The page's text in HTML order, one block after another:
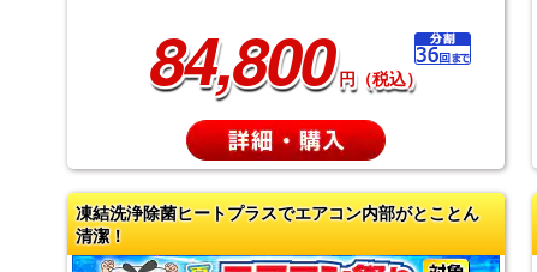
84,800 円（税込）
凍結洗浄除菌ヒートプラスでエアコン内部がとことん
清潔！